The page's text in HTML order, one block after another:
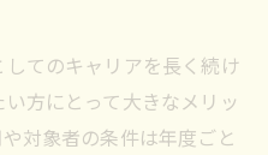
研修と支援制度の魅
成長できる職場環境
やすい職場の条件とは
てのキャリアを長く続け
方にとって大きなメリッ
対象者の条件は年度ごと